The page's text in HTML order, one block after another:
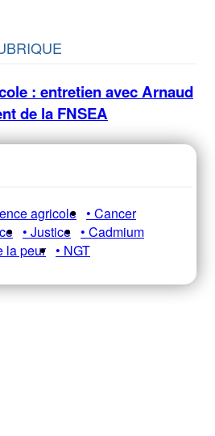
: entretien avec Arnaud
de la FNSEA
agricole • Cancer
• Justice • Cadmium
la peur • NGT